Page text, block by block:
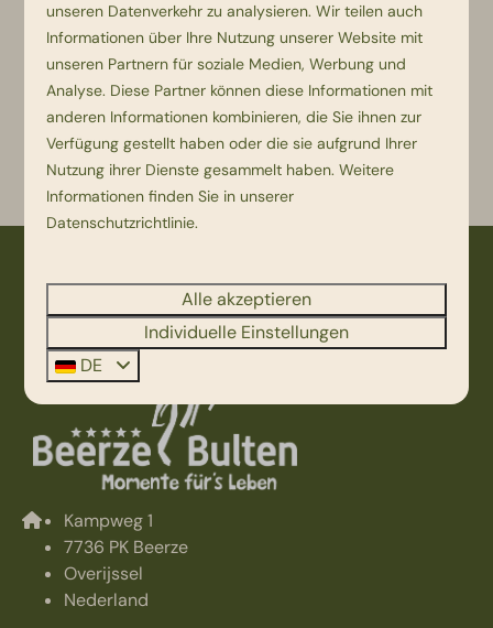
Mountainbike routes
Kampweg 1
7736 PK Beerze
Overijssel
Nederland
unseren Datenverkehr zu analysieren. Wir teilen auch
Informationen über Ihre Nutzung unserer Website mit
unseren Partnern für soziale Medien, Werbung und
Analyse. Diese Partner können diese Informationen mit
anderen Informationen kombinieren, die Sie ihnen zur
Verfügung gestellt haben oder die sie aufgrund Ihrer
Nutzung ihrer Dienste gesammelt haben. Weitere
Informationen finden Sie in unserer
Datenschutzrichtlinie.
Alle akzeptieren
Individuelle Einstellungen
DE